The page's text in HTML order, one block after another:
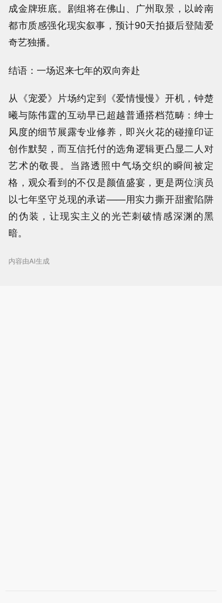
成金牌班底。剧组将在佛山、广州取景，以岭南
都市质感强化现实叙事，预计90天拍摄后登陆爱
奇艺独播。
结语：一场迟来七年的双向奔赴
从《宠爱》片场约定到《爱情慢慢》开机，钟楚
曦与陈伟霆的互动早已超越普通搭档范畴：绅士
风度的细节展露专业修养，即兴火花的碰撞印证
创作默契，而互信托付的选角逻辑更凸显二人对
艺术的敬畏。当路透照中气场交织的瞬间被定
格，观众看到的不仅是颜值盛宴，更是两位演员
以七年坚守兑现的承诺——用实力撕开甜蜜陷阱
的伪装，让现实主义的光芒刺破情感深渊的黑
暗。
内容由AI生成